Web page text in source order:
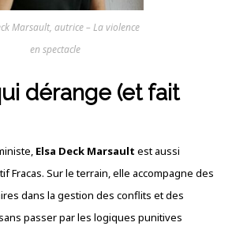
Marsault, autrice – La violence
en spectacle
dérange (et fait
Elsa Deck Marsault est aussi
Fracas. Sur le terrain, elle accompagne des
dans la gestion des conflits et des
passer par les logiques punitives